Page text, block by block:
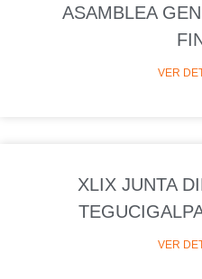
ASAMBLEA
VER
XLIX JUNTA
VER